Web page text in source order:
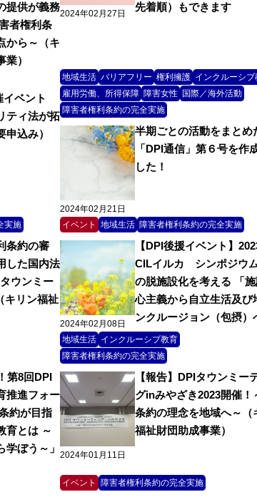
提供が義務
者権利条
から～（キ
）
2024年02月27日
先着順）もできます
ベント
ティ法が拓
申込み）
地域生活 バリアフリー 権利擁護 インクルーシブ
雇用労働、所得保障 障害女性 国際／海外活動
障害者権利条約の完全実施
2024年02月21日
半期ごとの活動をまとめ
「DPI通信」第６号を作
した！
実施
条約の審
した国内法
ウンミー
キリン福祉
イベント 地域生活 障害者権利条約の完全実施
2024年02月08日
【DPI後援イベント】
CILイルカ シンポジウ
の脱施設化を考える 「
心主義から自立生活及び
ンクルージョン（包摂）
第8回DPI
推進フォー
約が目指
育とは ～
学ぼう～」
地域生活 インクルーシブ教育
障害者権利条約の完全実施
2024年01月11日
【報告】DPIタウンミー
グinみやざき2023開催！
条約の理念を地域へ～（
福祉財団助成事業）
イベント 障害者権利条約の完全実施